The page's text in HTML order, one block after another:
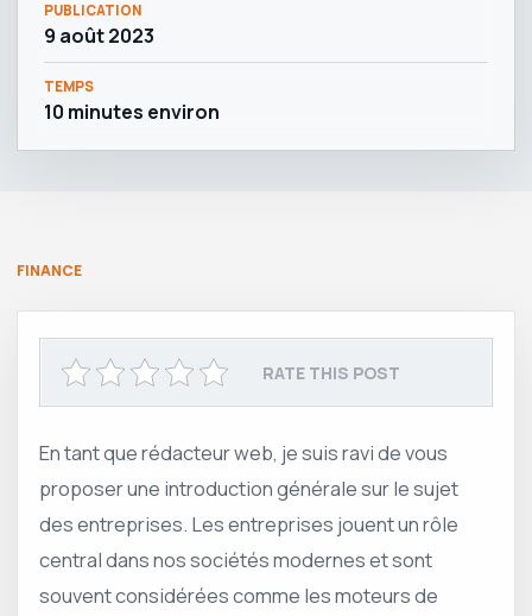
PUBLICATION
9 août 2023
TEMPS
10 minutes environ
FINANCE
RATE THIS POST
En tant que rédacteur web, je suis ravi de vous
proposer une introduction générale sur le sujet
des entreprises. Les entreprises jouent un rôle
central dans nos sociétés modernes et sont
souvent considérées comme les moteurs de